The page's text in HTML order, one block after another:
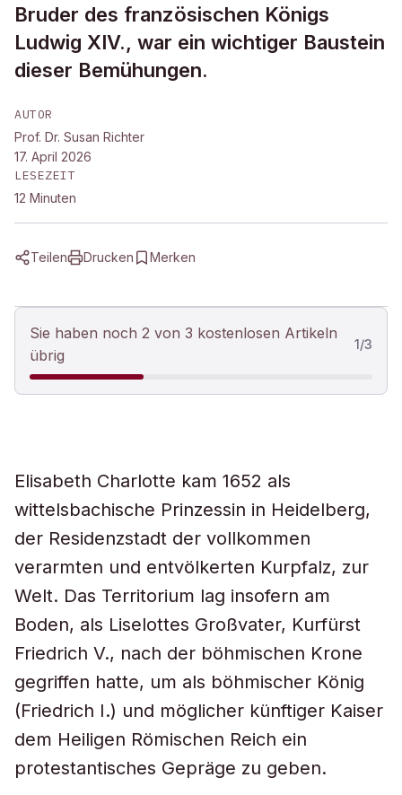
Bruder des französischen Königs
Ludwig XIV., war ein wichtiger Baustein
dieser Bemühungen.
AUTOR
Prof. Dr. Susan Richter
17. April 2026
LESEZEIT
12 Minuten
Teilen Drucken Merken
Sie haben noch 2 von 3 kostenlosen Artikeln
übrig
1/3
Elisabeth Charlotte kam 1652 als
wittelsbachische Prinzessin in Heidelberg,
der Residenzstadt der vollkommen
verarmten und entvölkerten Kurpfalz, zur
Welt. Das Territorium lag insofern am
Boden, als Liselottes Großvater, Kurfürst
Friedrich V., nach der böhmischen Krone
gegriffen hatte, um als böhmischer König
(Friedrich I.) und möglicher künftiger Kaiser
dem Heiligen Römischen Reich ein
protestantisches Gepräge zu geben.